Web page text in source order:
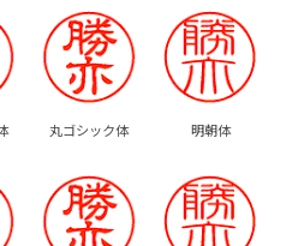
丸ゴシック体 明朝体